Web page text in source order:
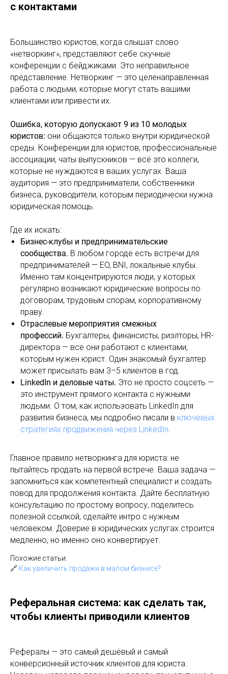
с контактами
Большинство юристов, когда слышат слово
«нетворкинг», представляют себе скучные
конференции с бейджиками. Это неправильное
представление. Нетворкинг — это целенаправленная
работа с людьми, которые могут стать вашими
клиентами или привести их.
Ошибка, которую допускают 9 из 10 молодых
юристов: они общаются только внутри юридической
среды. Конференции для юристов, профессиональные
ассоциации, чаты выпускников — всё это коллеги,
которые не нуждаются в ваших услугах. Ваша
аудитория — это предприниматели, собственники
бизнеса, руководители, которым периодически нужна
юридическая помощь.
Где их искать:
Бизнес-клубы и предпринимательские
сообщества. В любом городе есть встречи для
предпринимателей — EO, BNI, локальные клубы.
Именно там концентрируются люди, у которых
регулярно возникают юридические вопросы по
договорам, трудовым спорам, корпоративному
праву.
Отраслевые мероприятия смежных
профессий. Бухгалтеры, финансисты, риэлторы, HR-
директора — все они работают с клиентами,
которым нужен юрист. Один знакомый бухгалтер
может присылать вам 3–5 клиентов в год.
LinkedIn и деловые чаты. Это не просто соцсеть —
это инструмент прямого контакта с нужными
людьми. О том, как использовать LinkedIn для
развития бизнеса, мы подробно писали в ключевых
стратегиях продвижения через LinkedIn.
Главное правило нетворкинга для юриста: не
пытайтесь продать на первой встрече. Ваша задача —
запомниться как компетентный специалист и создать
повод для продолжения контакта. Дайте бесплатную
консультацию по простому вопросу, поделитесь
полезной ссылкой, сделайте интро с нужным
человеком. Доверие в юридических услугах строится
медленно, но именно оно конвертирует.
Похожие статьи:
🔗 Как увеличить продажи в малом бизнесе?
Реферальная система: как сделать так,
чтобы клиенты приводили клиентов
Рефералы — это самый дешёвый и самый
конверсионный источник клиентов для юриста.